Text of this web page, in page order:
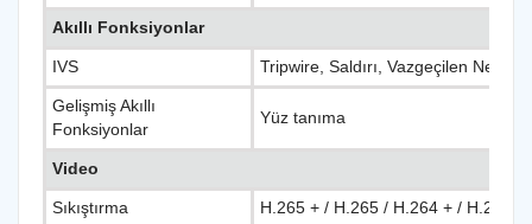
Akıllı Fonksiyonlar
IVS Tripwire, Saldırı, Vazgeçilen Nesne
Gelişmiş Akıllı
Fonksiyonlar
Yüz tanıma
Video
Sıkıştırma H.265 + / H.265 / H.264 + / H.264